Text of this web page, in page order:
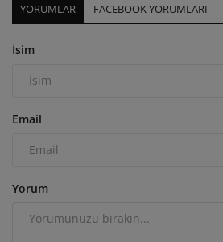
YORUMLAR FACEBOOK YORUMLARI
İsim
Email
Yorum